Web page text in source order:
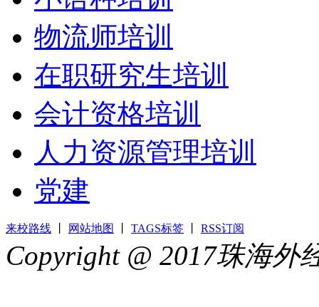
物流师培训
在职研究生培训
会计资格培训
人力资源管理培训
党建
来校路线 网站地图 TAGS标签 RSS订阅
Copyright @ 2017珠海